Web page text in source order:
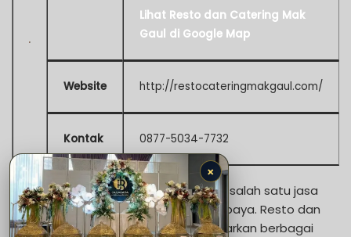
Lihat Resto dan Catering Mak
Gaul di Google Map
Website http://restocateringmakgaul.com/
Kontak 0877-5034-7732
Resto dan Catering Mak Gaul adalah salah satu jasa
catering terbaik di Bendul Merisi Surabaya. Resto dan
Catering Mak Gaul Surabaya menawarkan berbagai
×